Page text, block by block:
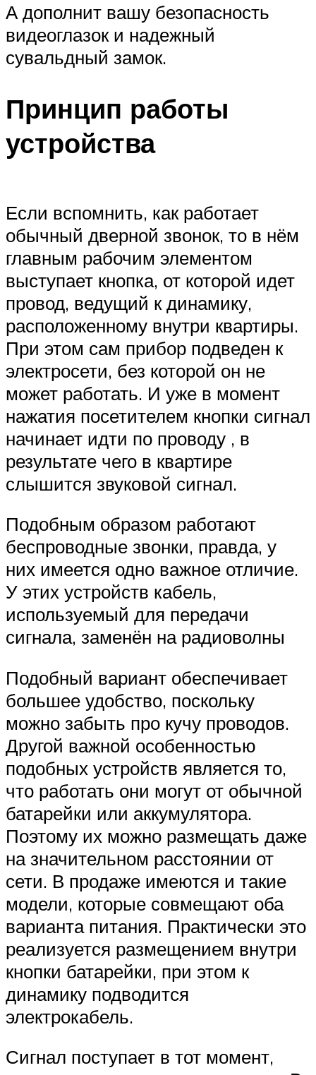
А дополнит вашу безопасность
видеоглазок и надежный
сувальдный замок.
Принцип работы
устройства
Если вспомнить, как работает
обычный дверной звонок, то в нём
главным рабочим элементом
выступает кнопка, от которой идет
провод, ведущий к динамику,
расположенному внутри квартиры.
При этом сам прибор подведен к
электросети, без которой он не
может работать. И уже в момент
нажатия посетителем кнопки сигнал
начинает идти по проводу , в
результате чего в квартире
слышится звуковой сигнал.
Подобным образом работают
беспроводные звонки, правда, у
них имеется одно важное отличие.
У этих устройств кабель,
используемый для передачи
сигнала, заменён на радиоволны
Подобный вариант обеспечивает
большее удобство, поскольку
можно забыть про кучу проводов.
Другой важной особенностью
подобных устройств является то,
что работать они могут от обычной
батарейки или аккумулятора.
Поэтому их можно размещать даже
на значительном расстоянии от
сети. В продаже имеются и такие
модели, которые совмещают оба
варианта питания. Практически это
реализуется размещением внутри
кнопки батарейки, при этом к
динамику подводится
электрокабель.
Сигнал поступает в тот момент,